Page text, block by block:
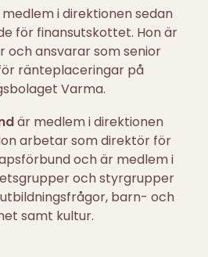
i direktionen sedan
för finansutskottet. Hon är
och ansvarar som senior
ränteplaceringar på
Varma.
är medlem i direktionen
arbetar som direktör för
och är medlem i
och styrgrupper
barn- och
samt kultur.